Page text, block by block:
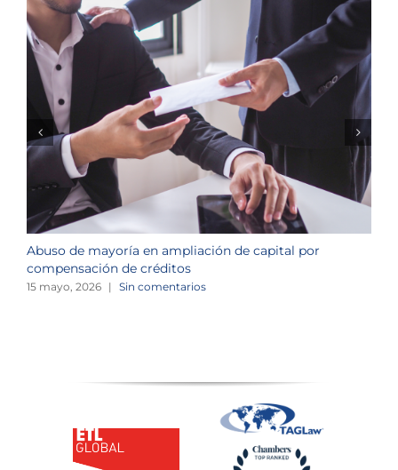
Abuso de mayoría en ampliación de capital por
compensación de créditos
15 mayo, 2026 | Sin comentarios